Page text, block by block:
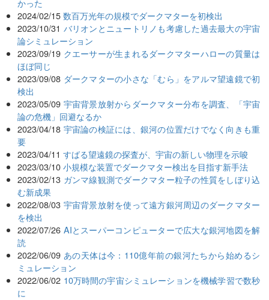
かった
2024/02/15 数百万光年の規模でダークマターを初検出
2023/10/31 バリオンとニュートリノも考慮した過去最大の宇宙
論シミュレーション
2023/09/19 クエーサーが生まれるダークマターハローの質量は
ほぼ同じ
2023/09/08 ダークマターの小さな「むら」をアルマ望遠鏡で初
検出
2023/05/09 宇宙背景放射からダークマター分布を調査、「宇宙
論の危機」回避なるか
2023/04/18 宇宙論の検証には、銀河の位置だけでなく向きも重
要
2023/04/11 すばる望遠鏡の探査が、宇宙の新しい物理を示唆
2023/03/10 小規模な装置でダークマター検出を目指す新手法
2023/02/13 ガンマ線観測でダークマター粒子の性質をしぼり込
む新成果
2022/08/03 宇宙背景放射を使って遠方銀河周辺のダークマター
を検出
2022/07/26 AIとスーパーコンピューターで広大な銀河地図を解
読
2022/06/09 あの天体は今：110億年前の銀河たちから始めるシ
ミュレーション
2022/06/02 10万時間の宇宙シミュレーションを機械学習で数秒
に